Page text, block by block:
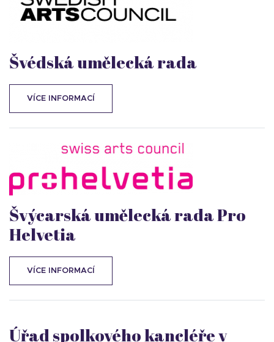
Švédská umělecká rada
VÍCE INFORMACÍ
Švýcarská umělecká rada Pro
Helvetia
VÍCE INFORMACÍ
Úřad spolkového kancléře v